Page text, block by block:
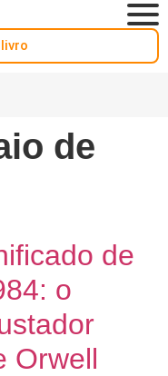
de
de
o
Orwell